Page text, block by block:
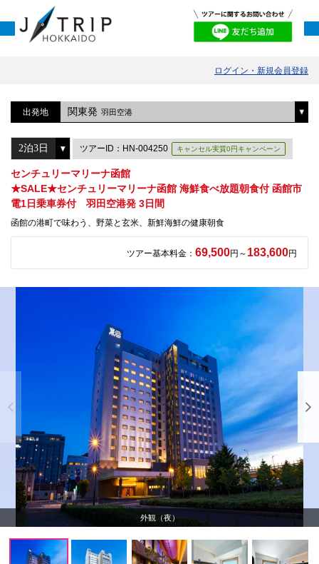
ログイン・新規会員登録
出発地 関東発 羽田空港
ツアーID：HN-004250 キャンセル実質0円キャンペーン
センチュリーマリーナ函館
★SALE★センチュリーマリーナ函館 海鮮食べ放題朝食付 函館市
電1日乗車券付 羽田空港発 3日間
函館の港町で味わう、野菜と玄米、新鮮海鮮の健康朝食
ツアー基本料金： 69,500円～ 183,600円
外観（夜）